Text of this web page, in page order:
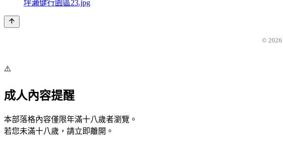
坪瀨健行園區23.jpg
© 2026
⚠️
成人內容提醒
本部落格內容僅限年滿十八歲者瀏覽。
若您未滿十八歲，請立即離開。